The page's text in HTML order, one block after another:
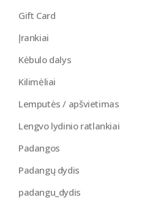
Gift Card
Įrankiai
Kėbulo dalys
Kilimėliai
Lemputės / apšvietimas
Lengvo lydinio ratlankiai
Padangos
Padangų dydis
padangu_dydis